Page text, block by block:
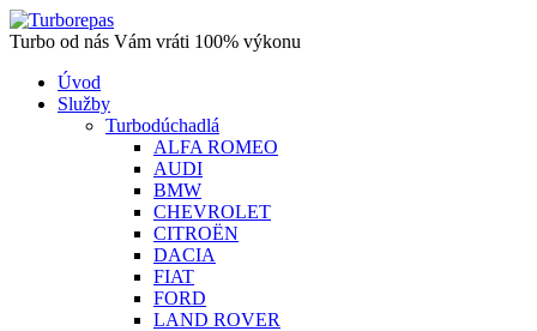
Turbo od nás Vám vráti 100% výkonu
Úvod
Služby
Turbodúchadlá
ALFA ROMEO
AUDI
BMW
CHEVROLET
CITROËN
DACIA
FIAT
FORD
LAND ROVER